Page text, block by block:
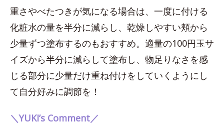
重さやべたつきが気になる場合は、一度に付ける
化粧水の量を半分に減らし、乾燥しやすい頬から
少量ずつ塗布するのもおすすめ。適量の100円玉サ
イズから半分に減らして塗布し、物足りなさを感
じる部分に少量だけ重ね付けをしていくようにし
て自分好みに調節を！
＼YUKI’s Comment／